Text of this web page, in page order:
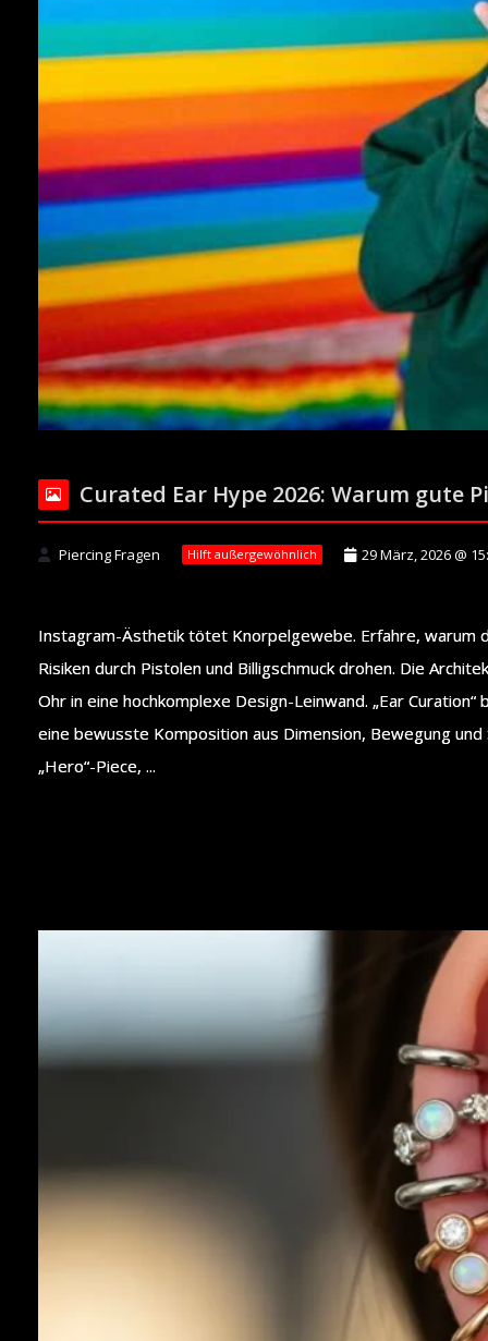
Curated Ear Hype 2026: Warum gute
Piercing Fragen Hilft außergewöhnlich 29 März, 2026 @
Instagram-Ästhetik tötet Knorpelgewebe. Erfahre, warum
Risiken durch Pistolen und Billigschmuck drohen. Die
Ohr in eine hochkomplexe Design-Leinwand. „Ear
eine bewusste Komposition aus Dimension, Bewegung
„Hero“-Piece, ...